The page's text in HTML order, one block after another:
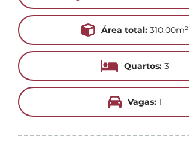
Área total: 310,00m²
Quartos:3
Vagas: 1